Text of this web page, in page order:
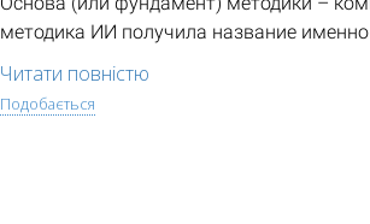
методика ИИ получила название
Читати повністю
Подобається